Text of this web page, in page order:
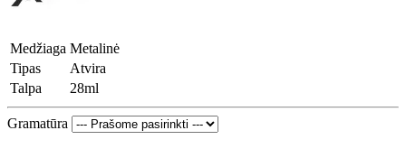
Medžiaga Metalinė
Tipas
Atvira
Talpa
28ml
Gramatūra